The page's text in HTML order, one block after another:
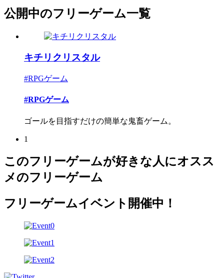
公開中のフリーゲーム一覧
キチリクリスタル
#RPGゲーム
#RPGゲーム
ゴールを目指すだけの簡単な鬼畜ゲーム。
1
このフリーゲームが好きな人にオスス
メのフリーゲーム
フリーゲームイベント開催中！